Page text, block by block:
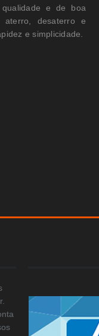
e de boa
desaterro e
e simplicidade.